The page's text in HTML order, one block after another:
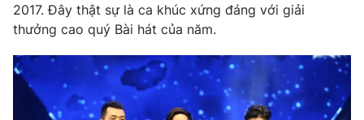
Theo dõi báo trên
Cơ quan chủ quản:Đài Truyền hình Việt Nam
2017. Đây thật sự là ca khúc xứng đáng với giải
thưởng cao quý Bài hát của năm.